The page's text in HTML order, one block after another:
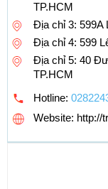
TP.HCM
Địa chỉ 3: 599A
Địa chỉ 4: 599
Địa chỉ 5: 40
TP.HCM
Hotline:
Website: http://